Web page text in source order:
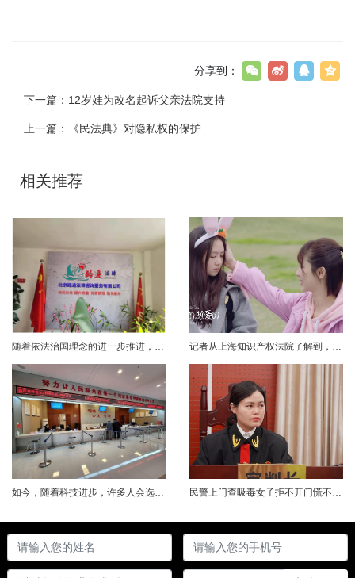
分享到：
下一篇： 12岁娃为改名起诉父亲法院支持
上一篇： 《民法典》对隐私权的保护
相关推荐
如今，随着科技进步，许多人会选择通过微信、支付宝等多种方式转账，需要注意的是，在转账过程中应当明确备注转账款项用途，否则一旦发生纠纷，将会承担举证不能的后果。近日，青海省西宁中院对一起因微信转账未注明款项用途的劳务纠纷上诉案依法作出二审判决，驳回上诉，维持原判。占某某与高某某产生劳务合同纠纷，西宁市城西区人民法院作出一审民事判决，由高某某于判决生效后七日内向占某某支付劳务工资50000元。宣判后，... 民警上门查吸毒女子拒不开门慌不择路从所住宾馆三楼窗户一跃而下试图逃跑却摔成七级伤残事后向宾馆索赔31万究竟谁之过？看看法院如何明辨是非！基本案情在河南省信阳市平桥区某宾馆三楼某房间内，胡某和朋友詹某正在吸食由胡某带来的冰毒。下午5时，民警到该宾馆执行公务，前往胡某所在房间查看情况。宾馆工作人员敲门后，胡某应答，但始终拒绝开门，后民警使用宾馆总卡打开房门。胡某在民警进入房间之后，从房间窗户向外跳出后......